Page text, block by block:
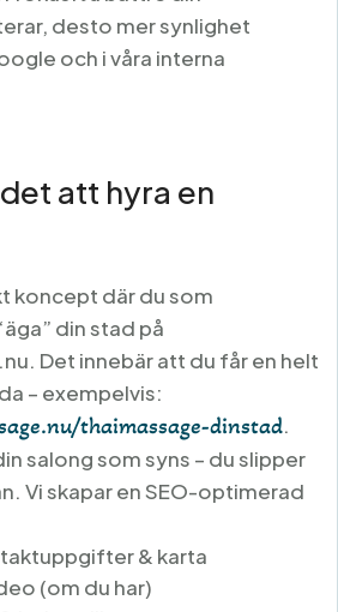
desto mer synlighet
och i våra interna
att hyra en
koncept där du som
din stad på
Det innebär att du får en helt
– exempelvis:
thaimassage-dinstad.
salong som syns – du slipper
Vi skapar en SEO-optimerad
& karta
(om du har)